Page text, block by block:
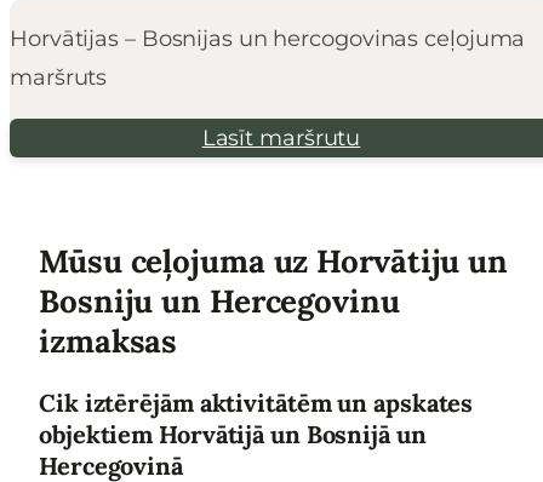
Horvātijas – Bosnijas un hercogovinas ceļojuma
maršruts
Lasīt maršrutu
Mūsu ceļojuma uz Horvātiju un
Bosniju un Hercegovinu
izmaksas
Cik iztērējām aktivitātēm un apskates
objektiem Horvātijā un Bosnijā un
Hercegovinā